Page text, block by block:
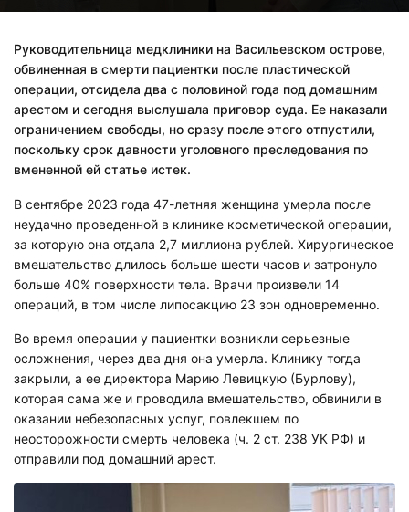
Руководительница медклиники на Васильевском острове,
обвиненная в смерти пациентки после пластической
операции, отсидела два с половиной года под домашним
арестом и сегодня выслушала приговор суда. Ее наказали
ограничением свободы, но сразу после этого отпустили,
поскольку срок давности уголовного преследования по
вмененной ей статье истек.
В сентябре 2023 года 47-летняя женщина умерла после
неудачно проведенной в клинике косметической операции,
за которую она отдала 2,7 миллиона рублей. Хирургическое
вмешательство длилось больше шести часов и затронуло
больше 40% поверхности тела. Врачи произвели 14
операций, в том числе липосакцию 23 зон одновременно.
Во время операции у пациентки возникли серьезные
осложнения, через два дня она умерла. Клинику тогда
закрыли, а ее директора Марию Левицкую (Бурлову),
которая сама же и проводила вмешательство, обвинили в
оказании небезопасных услуг, повлекшем по
неосторожности смерть человека (ч. 2 ст. 238 УК РФ) и
отправили под домашний арест.